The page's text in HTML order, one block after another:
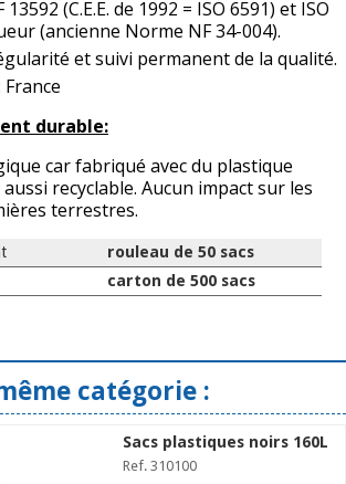
(C.E.E. de 1992 = ISO 6591) et ISO
(ancienne Norme NF 34-004).
et suivi permanent de la qualité.
durable:
car fabriqué avec du plastique
recyclable. Aucun impact sur les
terrestres.
rouleau de 50 sacs
carton de 500 sacs
catégorie :
Sacs plastiques noirs 160L
Ref. 310100